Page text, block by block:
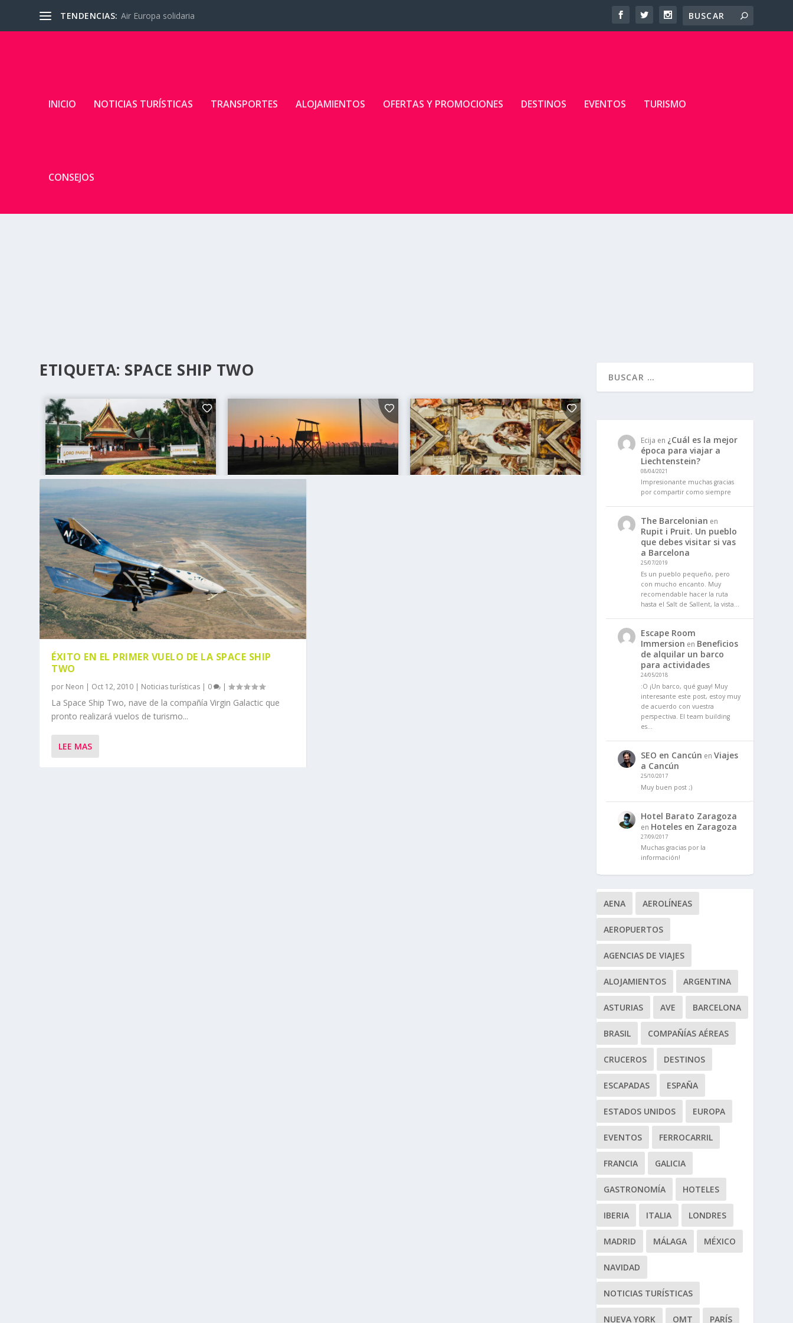
TENDENCIAS: Air Europa solidaria
INICIO NOTICIAS TURÍSTICAS TRANSPORTES ALOJAMIENTOS OFERTAS Y PROMOCIONES DESTINOS EVENTOS TURISMO
CONSEJOS
ETIQUETA: SPACE SHIP TWO
ÉXITO EN EL PRIMER VUELO DE LA SPACE SHIP
TWO
por Neon | Oct 12, 2010 | Noticias turísticas | 0 |
La Space Ship Two, nave de la compañía Virgin Galactic que
pronto realizará vuelos de turismo...
LEE MAS
Ecija en ¿Cuál es la mejor
época para viajar a
Liechtenstein?
08/04/2021
Impresionante muchas gracias
por compartir como siempre
The Barcelonian en
Rupit i Pruit. Un pueblo
que debes visitar si vas
a Barcelona
25/07/2019
Es un pueblo pequeño, pero
con mucho encanto. Muy
recomendable hacer la ruta
hasta el Salt de Sallent, la vista…
Escape Room
Immersion en Beneficios
de alquilar un barco
para actividades
24/05/2018
:O ¡Un barco, qué guay! Muy
interesante este post, estoy muy
de acuerdo con vuestra
perspectiva. El team building
es…
SEO en Cancún en Viajes
a Cancún
25/10/2017
Muy buen post ;)
Hotel Barato Zaragoza
en Hoteles en Zaragoza
27/09/2017
Muchas gracias por la
información!
AENA AEROLÍNEAS
AEROPUERTOS
AGENCIAS DE VIAJES
ALOJAMIENTOS ARGENTINA
ASTURIAS AVE BARCELONA
BRASIL COMPAÑÍAS AÉREAS
CRUCEROS DESTINOS
ESCAPADAS ESPAÑA
ESTADOS UNIDOS EUROPA
EVENTOS FERROCARRIL
FRANCIA GALICIA
GASTRONOMÍA HOTELES
IBERIA ITALIA LONDRES
MADRID MÁLAGA MÉXICO
NAVIDAD
NOTICIAS TURÍSTICAS
NUEVA YORK OMT PARÍS